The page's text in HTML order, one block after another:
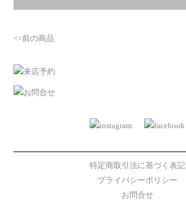
<<前の商品
特定商取引法に基づく表記
プライバシーポリシー
お問合せ